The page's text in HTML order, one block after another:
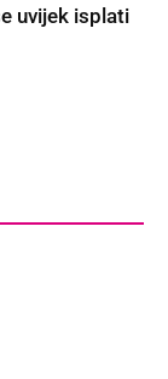
uvijek isplati